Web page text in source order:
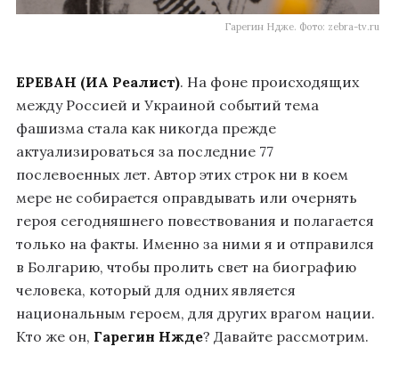
Гарегин Ндже. Фото: zebra-tv.ru
ЕРЕВАН (ИА Реалист). На фоне происходящих
между Россией и Украиной событий тема
фашизма стала как никогда прежде
актуализироваться за последние 77
послевоенных лет. Автор этих строк ни в коем
мере не собирается оправдывать или очернять
героя сегодняшнего повествования и полагается
только на факты. Именно за ними я и отправился
в Болгарию, чтобы пролить свет на биографию
человека, который для одних является
национальным героем, для других врагом нации.
Кто же он, Гарегин Нжде? Давайте рассмотрим.